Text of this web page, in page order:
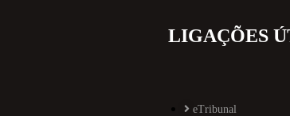
LIGAÇÕES
eTribunal